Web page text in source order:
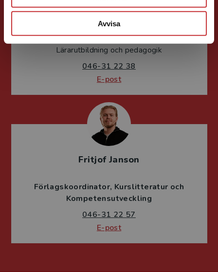
Avvisa
Sigrid Ekblad
Förläggare
Lärarutbildning och pedagogik
046-31 22 38
E-post
Fritjof Janson
Förlagskoordinator Kurslitteratur och
Kompetensutveckling
046-31 22 57
E-post